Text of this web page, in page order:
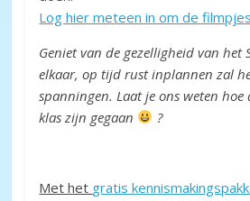
Log hier meteen in om de
Geniet van de gezelligheid van het
elkaar, op tijd rust inplannen zal
spanningen. Laat je ons weten
klas zijn gegaan
?
Met het gratis